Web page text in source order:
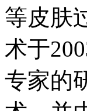
等皮肤
术于
专家的